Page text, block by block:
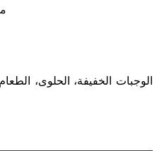
الوجبات الخفيفة، الحلوى،